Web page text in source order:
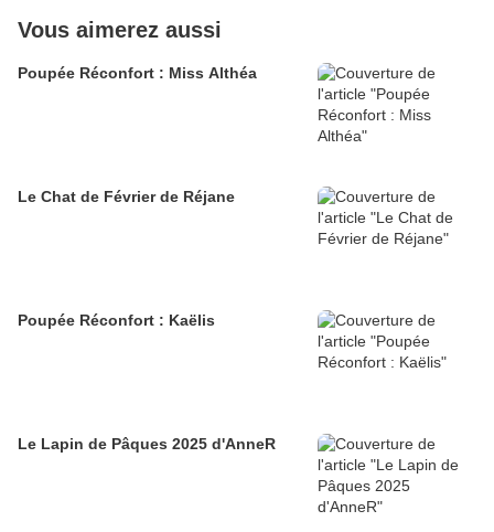
Vous aimerez aussi
Poupée Réconfort : Miss Althéa
Le Chat de Février de Réjane
Poupée Réconfort : Kaëlis
Le Lapin de Pâques 2025 d'AnneR